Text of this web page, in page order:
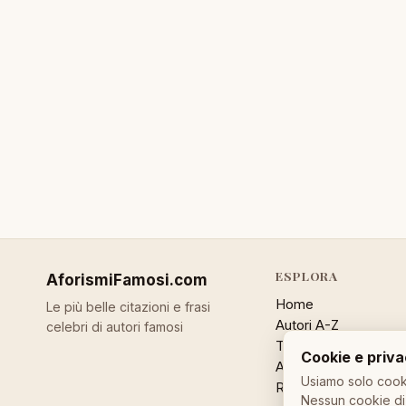
AforismiFamosi.com
Le più belle citazioni e frasi
celebri di autori famosi
ESPLORA
Home
Autori A-Z
Temi
Aforisma a caso
Ricerca
Cookie e
Usiamo solo
Nessun cookie